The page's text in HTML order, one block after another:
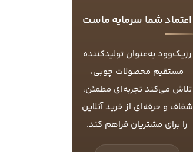
اعتماد شما سرمایه ماست
رزیک‌وود به‌عنوان تولیدکننده
مستقیم محصولات چوبی،
تلاش می‌کند تجربه‌ای مطمئن،
شفاف و حرفه‌ای از خرید آنلاین
را برای مشتریان فراهم کند.